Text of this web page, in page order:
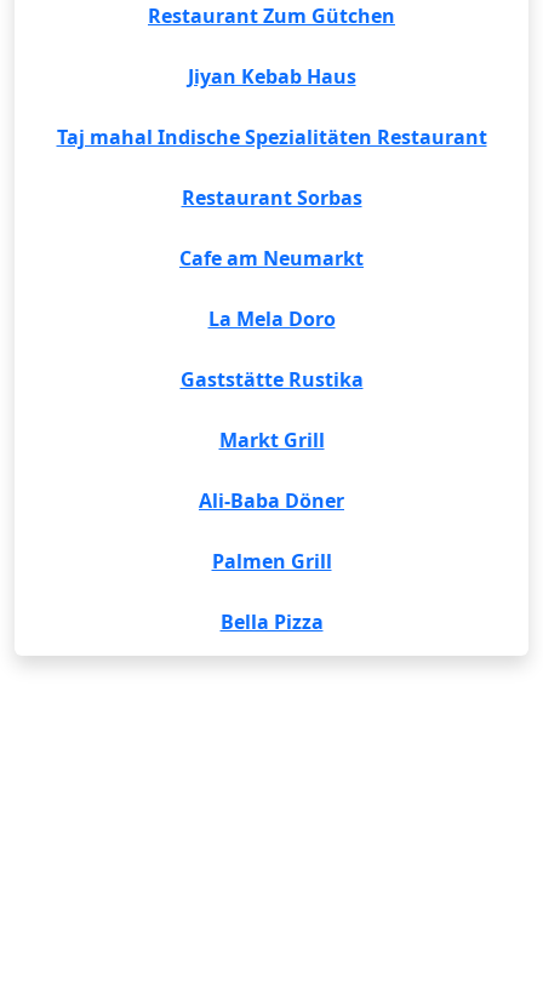
Restaurant Zum Gütchen
Jiyan Kebab Haus
Taj mahal Indische Spezialitäten Restaurant
Restaurant Sorbas
Cafe am Neumarkt
La Mela Doro
Gaststätte Rustika
Markt Grill
Ali-Baba Döner
Palmen Grill
Bella Pizza